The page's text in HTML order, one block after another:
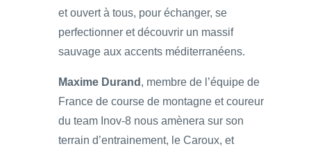
et ouvert à tous, pour échanger, se
perfectionner et découvrir un massif
sauvage aux accents méditerranéens.
Maxime Durand , membre de l’équipe de
France de course de montagne et coureur
du team Inov-8 nous amènera sur son
terrain d’entrainement, le Caroux, et